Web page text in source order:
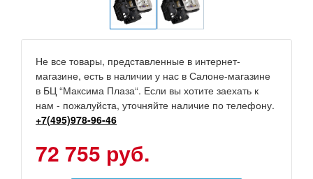
Не все товары, представленные в интернет-
магазине, есть в наличии у нас в Салоне-магазине
в БЦ “Максима Плаза“. Если вы хотите заехать к
нам - пожалуйста, уточняйте наличие по телефону.
+7(495)978-96-46
72 755 руб.